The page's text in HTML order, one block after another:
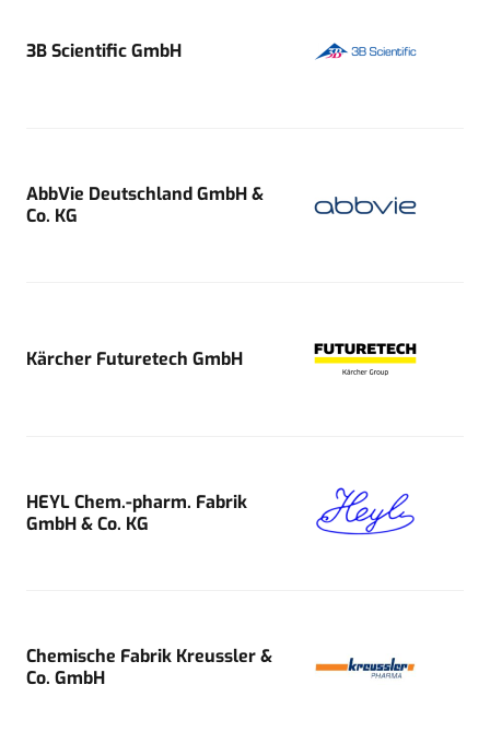
3B Scientific GmbH
AbbVie Deutschland GmbH &
Co. KG
Kärcher Futuretech GmbH
HEYL Chem.-pharm. Fabrik
GmbH & Co. KG
Chemische Fabrik Kreussler &
Co. GmbH